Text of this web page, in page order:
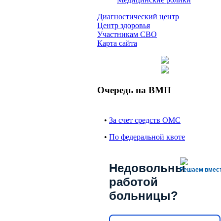
Диагностический центр
Центр здоровья
Участникам СВО
Карта сайта
Очередь на ВМП
• За счет средств ОМС
• По федеральной квоте
Решаем
Недовольны
работой
больницы?